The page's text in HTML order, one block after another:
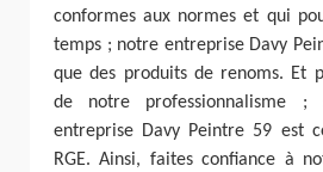
conformes aux normes et qui
temps ; notre entreprise Davy
que des produits de renoms. Et
de notre professionnalisme ;
entreprise Davy Peintre 59 est
RGE. Ainsi, faites confiance à